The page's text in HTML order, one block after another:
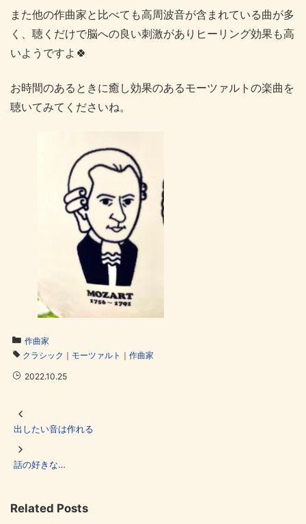
また他の作曲家と比べても高周波音が含まれている曲が多
く、聴くだけで脳への良い刺激がありヒーリング効果も高
いようですよ🍀
お時間のあるときに癒し効果のあるモーツァルトの楽曲を
聴いてみてくださいね。
作曲家
クラシック ｜ モーツァルト ｜ 作曲家
2022.10.25
出したい音は作れる
話の好きな…
Related Posts